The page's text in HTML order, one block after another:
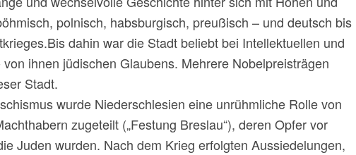
polnisch, habsburgisch, preußisch – und deutsch bis
dahin war die Stadt beliebt bei Intellektuellen und
ihnen jüdischen Glaubens. Mehrere Nobelpreisträgen
Stadt.
wurde Niederschlesien eine unrühmliche Rolle von
zugeteilt („Festung Breslau“), deren Opfer vor
Juden wurden. Nach dem Krieg erfolgten Aussiedelungen,